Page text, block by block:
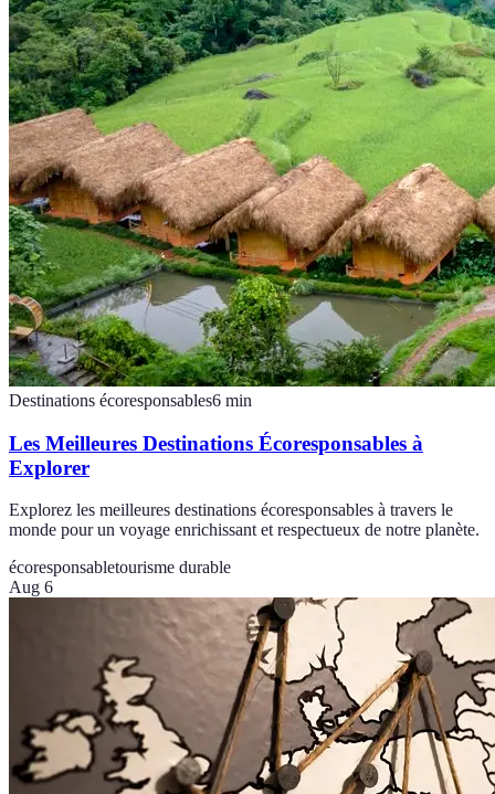
Destinations écoresponsables6 min
Les Meilleures Destinations Écoresponsables à
Explorer
Explorez les meilleures destinations écoresponsables à travers le
monde pour un voyage enrichissant et respectueux de notre planète.
écoresponsabletourisme durable
Aug 6